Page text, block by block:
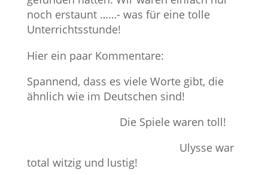
noch erstaunt ……- was für eine tolle
Unterrichtsstunde!
Hier ein paar Kommentare:
Spannend, dass es viele Worte gibt, die
ähnlich wie im Deutschen sind!
Die Spiele waren toll!
Ulysse war
total witzig und lustig!